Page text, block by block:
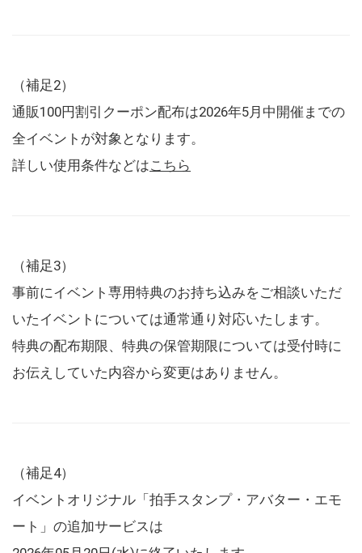
（補足2）
通販100円割引クーポン配布は2026年5月中開催までの
全イベントが対象となります。
詳しい使用条件などはこちら
（補足3）
事前にイベント専用特典のお持ち込みをご相談いただ
いたイベントについては通常通り対応いたします。
特典の配布期限、特典の保管期限については受付時に
お伝えしていた内容から変更はありません。
（補足4）
イベントオリジナル「拍手スタンプ・アバター・エモ
ート」の追加サービスは